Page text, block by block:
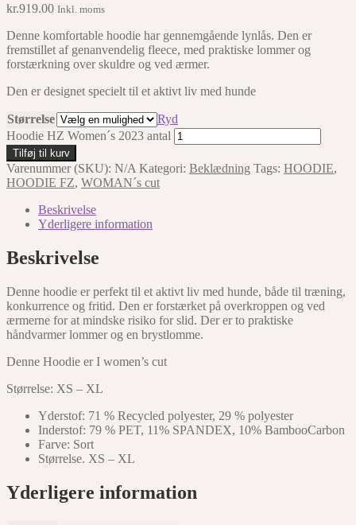
kr.919.00 Inkl. moms
Denne komfortable hoodie har gennemgående lynlås. Den er
fremstillet af genanvendelig fleece, med praktiske lommer og
forstærkning over skuldre og ved ærmer.
Den er designet specielt til et aktivt liv med hunde
Størrelse
Ryd
Hoodie HZ Women´s 2023 antal
Tilføj til kurv
Varenummer (SKU): N/A Kategori: Beklædning Tags: HOODIE,
HOODIE FZ, WOMAN´s cut
Beskrivelse
Yderligere information
Beskrivelse
Denne hoodie er perfekt til et aktivt liv med hunde, både til træning,
konkurrence og fritid. Den er forstærket på overkroppen og ved
ærmerne for at mindske risiko for slid. Der er to praktiske
håndvarmer lommer og en brystlomme.
Denne Hoodie er I women’s cut
Størrelse: XS – XL
Yderstof: 71 % Recycled polyester, 29 % polyester
Inderstof: 79 % PET, 11% SPANDEX, 10% BambooCarbon
Farve: Sort
Størrelse. XS – XL
Yderligere information